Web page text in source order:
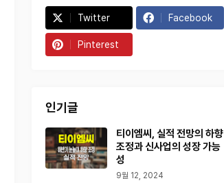
Twitter Facebook
Pinterest
인기글
티이엠씨, 실적 전망의 하향
조정과 신사업의 성장 가능
성
9월 12, 2024